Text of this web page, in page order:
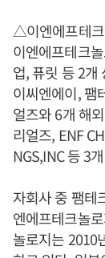
△이엔에프테
이엔에프테크
업, 퓨릿 등 2개
이씨엔에이, 팸
얼즈와 6개 해
리얼즈, ENF
NGS,INC 등 3
자회사 중 팸테
엔에프테크놀
놀로지는 2010